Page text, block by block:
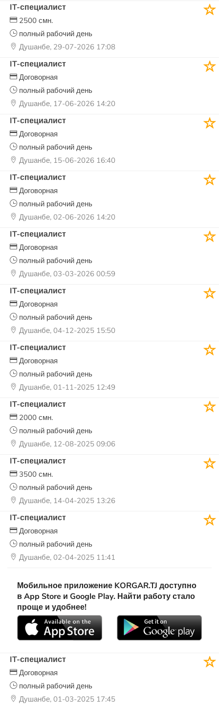
IT-специалист
2500 смн.
полный рабочий день
Душанбе, 29-07-2026 17:08
IT-специалист
Договорная
полный рабочий день
Душанбе, 17-06-2026 14:20
IT-специалист
Договорная
полный рабочий день
Душанбе, 15-06-2026 16:40
IT-специалист
Договорная
полный рабочий день
Душанбе, 02-06-2026 14:20
IT-специалист
Договорная
полный рабочий день
Душанбе, 03-03-2026 00:59
IT-специалист
Договорная
полный рабочий день
Душанбе, 04-12-2025 15:50
IT-специалист
Договорная
полный рабочий день
Душанбе, 01-11-2025 12:49
IT-специалист
2000 смн.
полный рабочий день
Душанбе, 12-08-2025 09:06
IT-специалист
3500 смн.
полный рабочий день
Душанбе, 14-04-2025 13:26
IT-специалист
Договорная
полный рабочий день
Душанбе, 02-04-2025 11:41
Мобильное приложение KORGAR.TJ доступно
в App Store и Google Play. Найти работу стало
проще и удобнее!
IT-специалист
Договорная
полный рабочий день
Душанбе, 01-03-2025 17:45